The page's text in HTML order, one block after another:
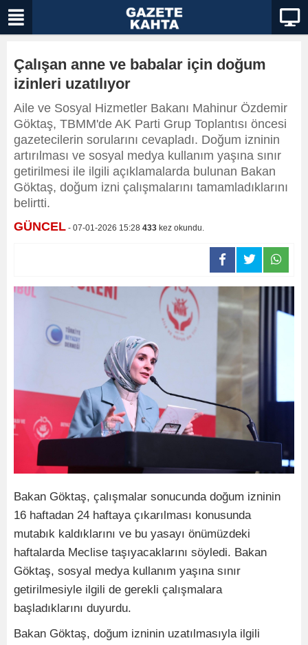
Çalışan anne ve babalar için doğum
izinleri uzatılıyor
Aile ve Sosyal Hizmetler Bakanı Mahinur Özdemir
Göktaş, TBMM'de AK Parti Grup Toplantısı öncesi
gazetecilerin sorularını cevapladı. Doğum izninin
artırılması ve sosyal medya kullanım yaşına sınır
getirilmesi ile ilgili açıklamalarda bulunan Bakan
Göktaş, doğum izni çalışmalarını tamamladıklarını
belirtti.
GÜNCEL - 07-01-2026 15:28 433 kez okundu.
Bakan Göktaş, çalışmalar sonucunda doğum izninin
16 haftadan 24 haftaya çıkarılması konusunda
mutabık kaldıklarını ve bu yasayı önümüzdeki
haftalarda Meclise taşıyacaklarını söyledi. Bakan
Göktaş, sosyal medya kullanım yaşına sınır
getirilmesiyle ilgili de gerekli çalışmalara
başladıklarını duyurdu.
Bakan Göktaş, doğum izninin uzatılmasıyla ilgili